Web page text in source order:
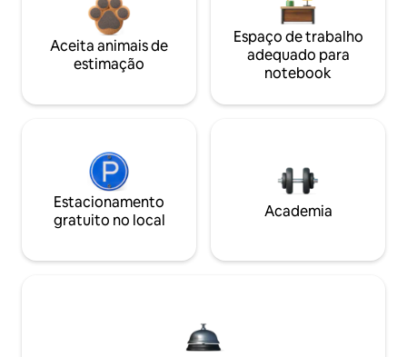
Aceita animais de
estimação
Espaço de trabalho
adequado para
notebook
Estacionamento
gratuito no local
Academia